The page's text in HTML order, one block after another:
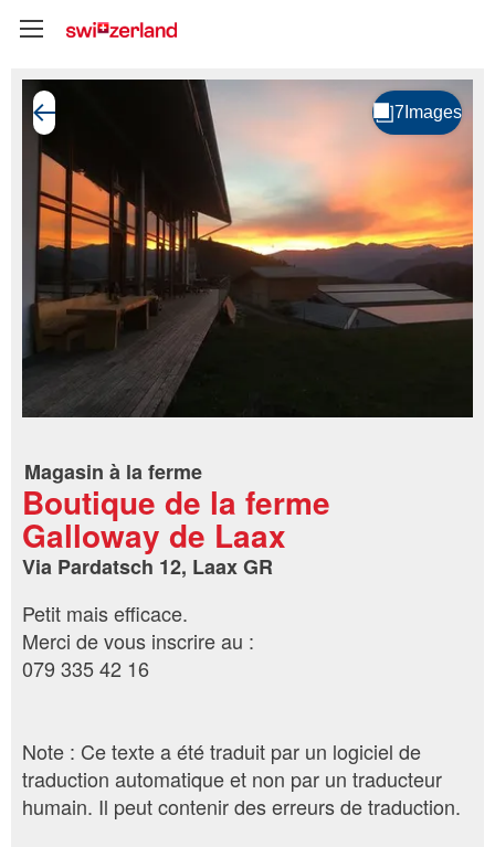
Magasin à la ferme
Boutique de la ferme
Galloway de Laax
Via Pardatsch 12, Laax GR
Petit mais efficace.
Merci de vous inscrire au :
079 335 42 16
Note : Ce texte a été traduit par un logiciel de
traduction automatique et non par un traducteur
humain. Il peut contenir des erreurs de traduction.